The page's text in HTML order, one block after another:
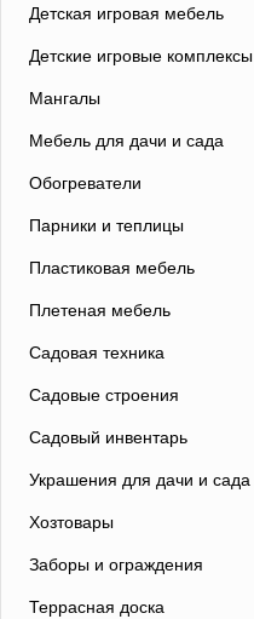
Детская игровая мебель
Детские игровые комплексы
Мангалы
Мебель для дачи и сада
Обогреватели
Парники и теплицы
Пластиковая мебель
Плетеная мебель
Садовая техника
Садовые строения
Садовый инвентарь
Украшения для дачи и сада
Хозтовары
Заборы и ограждения
Террасная доска